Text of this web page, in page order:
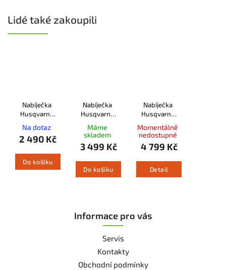
Lidé také zakoupili
Nabíječka
Husqvarna
QC250
Na dotaz
2 490 Kč
Do košíku
Nabíječka
Husqvarna
QC330
Máme
skladem
3 499 Kč
Do košíku
Nabíječka
Husqvarna
QC500
Momentálně
nedostupné
4 799 Kč
Detail
Informace pro vás
Servis
Kontakty
Obchodní podmínky